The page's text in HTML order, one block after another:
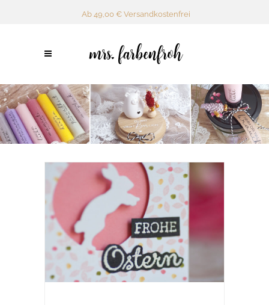
Ab 49,00 € Versandkostenfrei